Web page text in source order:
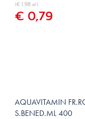
(€ 1,98 al )
€ 0,79
AQUAVITAMIN
S.BENED.ML 400